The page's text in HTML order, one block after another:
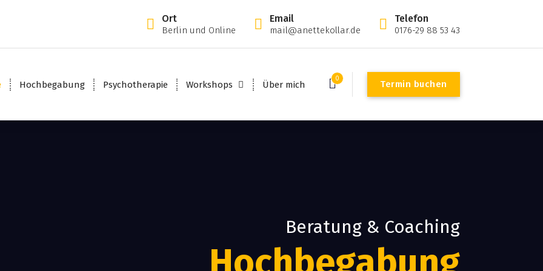
Ort
Berlin und Online
Email
mail@anettekollar.de
Telefon
0176-29 88 53 43
Hochbegabung Psychotherapie Workshops Über mich
0
Termin buchen
Beratung & Coaching